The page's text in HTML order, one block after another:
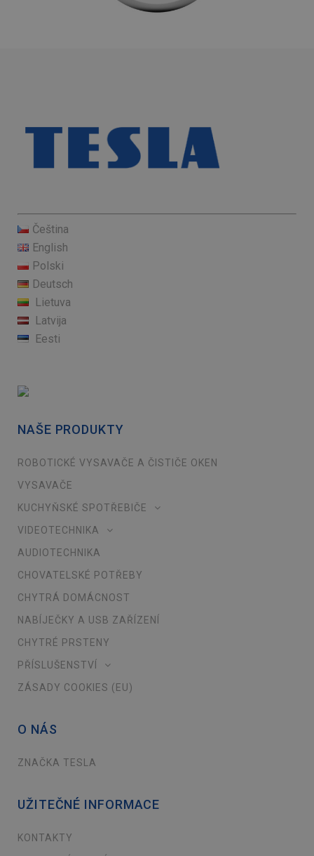
Čeština
English
Polski
Deutsch
Lietuva
Latvija
Eesti
NAŠE PRODUKTY
ROBOTICKÉ VYSAVAČE A ČISTIČE OKEN
VYSAVAČE
KUCHYŇSKÉ SPOTŘEBIČE
VIDEOTECHNIKA
AUDIOTECHNIKA
CHOVATELSKÉ POTŘEBY
CHYTRÁ DOMÁCNOST
NABÍJEČKY A USB ZAŘÍZENÍ
CHYTRÉ PRSTENY
PŘÍSLUŠENSTVÍ
ZÁSADY COOKIES (EU)
O NÁS
ZNAČKA TESLA
UŽITEČNÉ INFORMACE
KONTAKTY